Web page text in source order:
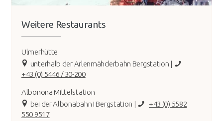
Weitere Restaurants
Ulmerhütte
unterhalb der Arlenmähderbahn Bergstation |
+43 (0) 5446 / 30-200
Albonona Mittelstation
bei der Albonabahn I Bergstation |
+43 (0) 5582
550 9517